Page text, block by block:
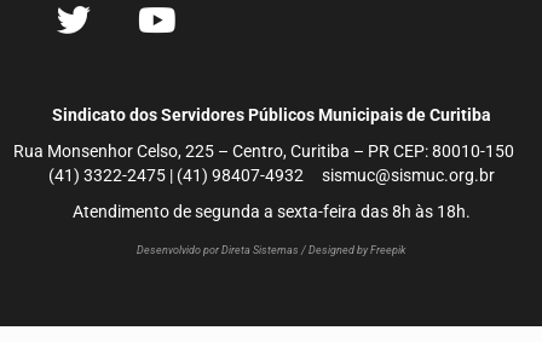
Sindicato dos Servidores Públicos Municipais de Curitiba
Rua Monsenhor Celso, 225 – Centro, Curitiba – PR CEP: 80010-150
(41) 3322-2475 | (41) 98407-4932 sismuc@sismuc.org.br
Atendimento de segunda a sexta-feira das 8h às 18h.
Desenvolvido por Direta Sistemas / Designed by Freepik